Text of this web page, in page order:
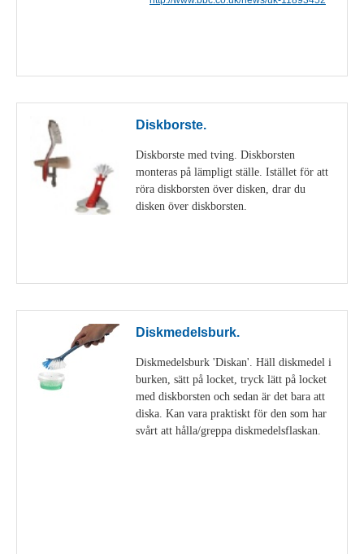
Diskborste.
Diskborste med tving. Diskborsten
monteras på lämpligt ställe. Istället för att
röra diskborsten över disken, drar du
disken över diskborsten.
Diskmedelsburk.
Diskmedelsburk 'Diskan'. Häll diskmedel i
burken, sätt på locket, tryck lätt på locket
med diskborsten och sedan är det bara att
diska. Kan vara praktiskt för den som har
svårt att hålla/greppa diskmedelsflaskan.